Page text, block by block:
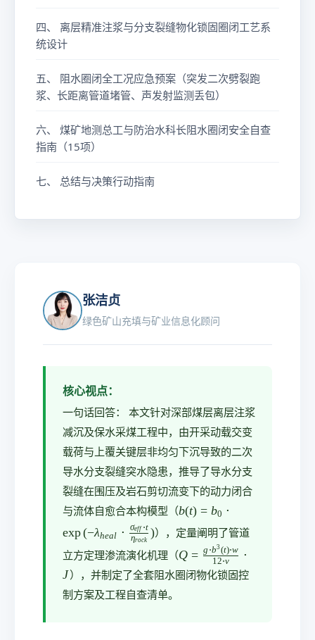
h
al
}
d
\c
d
o
t
t}
{\
a
r
{
\c
d
t
\c
四、 离层精准注浆与分支裂缝物化锁固圈闭工艺系
统设计
五、 阻水圈闭全工况应急预案（突发二次劈裂跑
浆、长距离管道堵管、声发射监测丢包）
六、 煤矿地测总工与防治水科长阻水圈闭安全自查
指南（15项）
七、 总结与决策行动指南
张洁贞
绿色矿山充填与矿业信息化顾问
核心视点：
一句话回答： 本文针对深部煤层离层注浆
减沉及保水采煤工程中，由开采动载交变
载荷与上覆关键层非均匀下沉导致的二次
导水分支裂缝突水隐患，推导了导水分支
裂缝在围压及岩石剪切流变下的动力闭合
与流体自愈合本构模型（b
(t
)
=
b
b(t) = b0 ⋅
exp(−λheal ⋅ ηrock
σeff ⋅t )），定量阐明了管道
立方定理渗流演化机理（Q
=
\f
Q = 12⋅ν
g ⋅b3 (t)⋅w
⋅
J），并制定了全套阻水圈闭物化锁固控
制方案及工程自查清单。